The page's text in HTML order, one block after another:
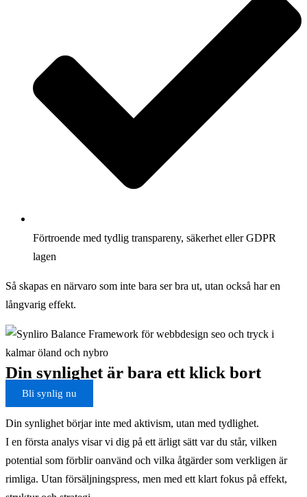
Förtroende med tydlig transpareny, säkerhet eller GDPR
lagen
Så skapas en närvaro som inte bara ser bra ut, utan också har en
långvarig effekt.
Din synlighet är bara ett klick bort
Bli synlig nu
Din synlighet börjar inte med aktivism, utan med tydlighet.
I en första analys visar vi dig på ett ärligt sätt var du står, vilken
potential som förblir oanvänd och vilka åtgärder som verkligen är
rimliga. Utan försäljningspress, men med ett klart fokus på effekt,